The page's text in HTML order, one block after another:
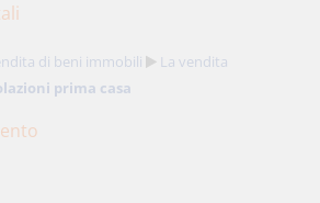
di beni immobili
La vendita
prima casa